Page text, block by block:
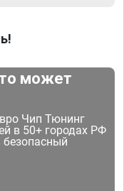
может
Чип Тюнинг
в 50+ городах РФ